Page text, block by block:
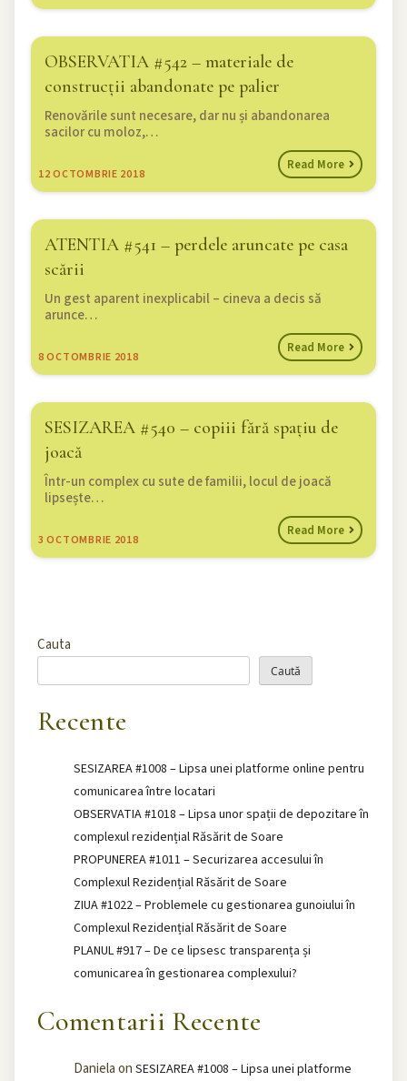
OBSERVATIA #542 – materiale de
construcții abandonate pe palier
12OCTOMBRIE 2018
Renovările sunt necesare, dar nu și abandonarea
sacilor cu moloz,…
Read More
ATENTIA #541 – perdele aruncate pe casa
scării
8 OCTOMBRIE 2018
Un gest aparent inexplicabil – cineva a decis să
arunce…
Read More
SESIZAREA #540 – copiii fără spațiu de
joacă
3 OCTOMBRIE 2018
Într-un complex cu sute de familii, locul de joacă
lipsește…
Read More
Cauta
Caută
Recente
SESIZAREA #1008 – Lipsa unei platforme online pentru
comunicarea între locatari
OBSERVATIA #1018 – Lipsa unor spații de depozitare în
complexul rezidențial Răsărit de Soare
PROPUNEREA #1011 – Securizarea accesului în
Complexul Rezidențial Răsărit de Soare
ZIUA #1022 – Problemele cu gestionarea gunoiului în
Complexul Rezidențial Răsărit de Soare
PLANUL #917 – De ce lipsesc transparența și
comunicarea în gestionarea complexului?
Comentarii Recente
Danielaon SESIZAREA #1008 – Lipsa unei platforme